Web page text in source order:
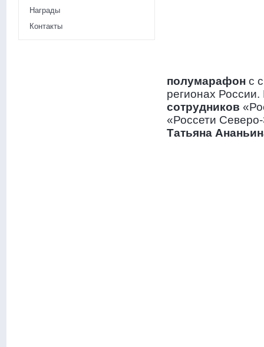
Награды
Контакты
полумарафон с
регионах
сотрудников
«Россети
Татьяна